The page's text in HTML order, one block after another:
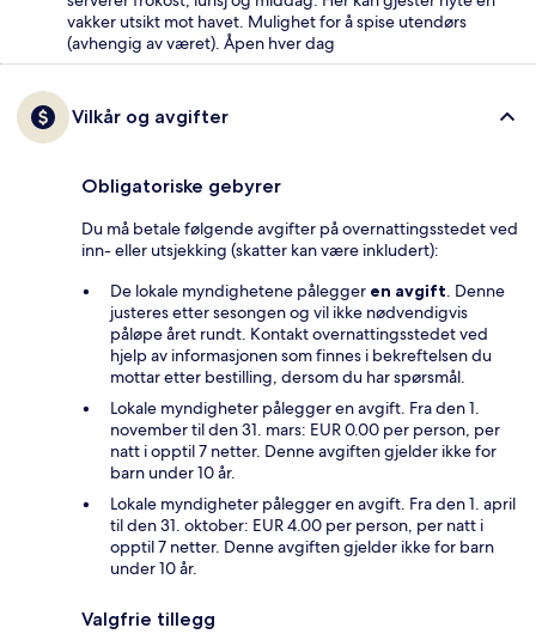
vakker utsikt mot havet. Mulighet for å spise utendørs
(avhengig av været). Åpen hver dag
Vilkår og avgifter
Obligatoriske gebyrer
Du må betale følgende avgifter på overnattingsstedet ved
inn- eller utsjekking (skatter kan være inkludert):
De lokale myndighetene pålegger en avgift. Denne
justeres etter sesongen og vil ikke nødvendigvis
påløpe året rundt. Kontakt overnattingsstedet ved
hjelp av informasjonen som finnes i bekreftelsen du
mottar etter bestilling, dersom du har spørsmål.
Lokale myndigheter pålegger en avgift. Fra den 1.
november til den 31. mars: EUR 0.00 per person, per
natt i opptil 7 netter. Denne avgiften gjelder ikke for
barn under 10 år.
Lokale myndigheter pålegger en avgift. Fra den 1. april
til den 31. oktober: EUR 4.00 per person, per natt i
opptil 7 netter. Denne avgiften gjelder ikke for barn
under 10 år.
Valgfrie tillegg